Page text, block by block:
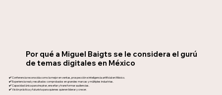
Por qué a Miguel Baigts se le considera el gurú
de temas digitales en México
✔️ Conferencia reconocida como la mejor en ventas, prospección e inteligencia artificial en México.
✔️ Experiencia real y resultados comprobados en grandes marcas y múltiples industrias.
✔️ Capacidad única para inspirar, enseñar y transformar audiencias.
✔️ Visión práctica y futurista para quienes quieren liderar y crecer.